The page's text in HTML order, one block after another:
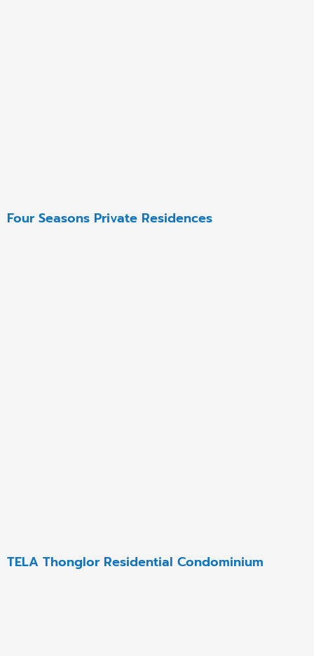
Four Seasons Private Residences
TELA Thonglor Residential Condominium